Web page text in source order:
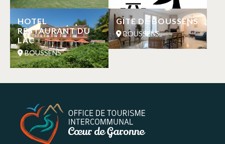
HOTEL
RESTAURANT DU
LAC
BOUSSENS
GÎTE DE BOUSSENS
BOUSSENS